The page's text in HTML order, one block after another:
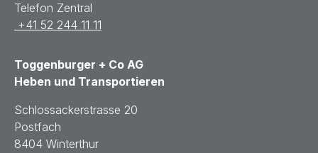
Telefon Zentral
+41 52 244 11 11
Toggenburger + Co AG
Heben und Transportieren
Schlossackerstrasse 20
Postfach
8404 Winterthur